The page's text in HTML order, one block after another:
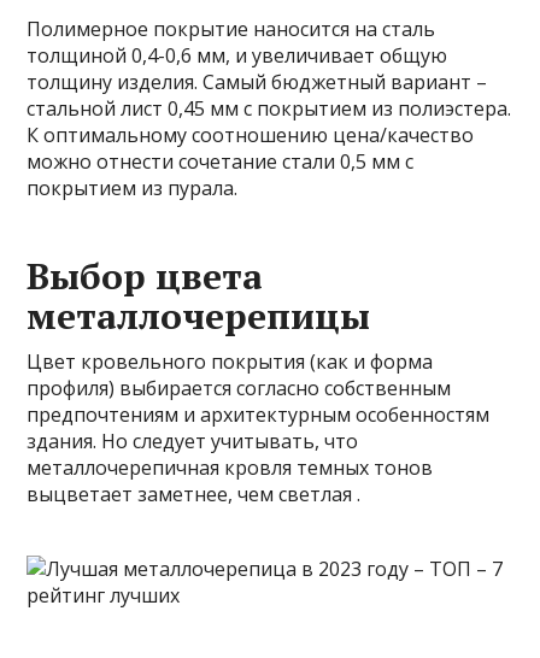
Полимерное покрытие наносится на сталь
толщиной 0,4-0,6 мм, и увеличивает общую
толщину изделия. Самый бюджетный вариант –
стальной лист 0,45 мм с покрытием из полиэстера.
К оптимальному соотношению цена/качество
можно отнести сочетание стали 0,5 мм с
покрытием из пурала.
Выбор цвета
металлочерепицы
Цвет кровельного покрытия (как и форма
профиля) выбирается согласно собственным
предпочтениям и архитектурным особенностям
здания. Но следует учитывать, что
металлочерепичная кровля темных тонов
выцветает заметнее, чем светлая .